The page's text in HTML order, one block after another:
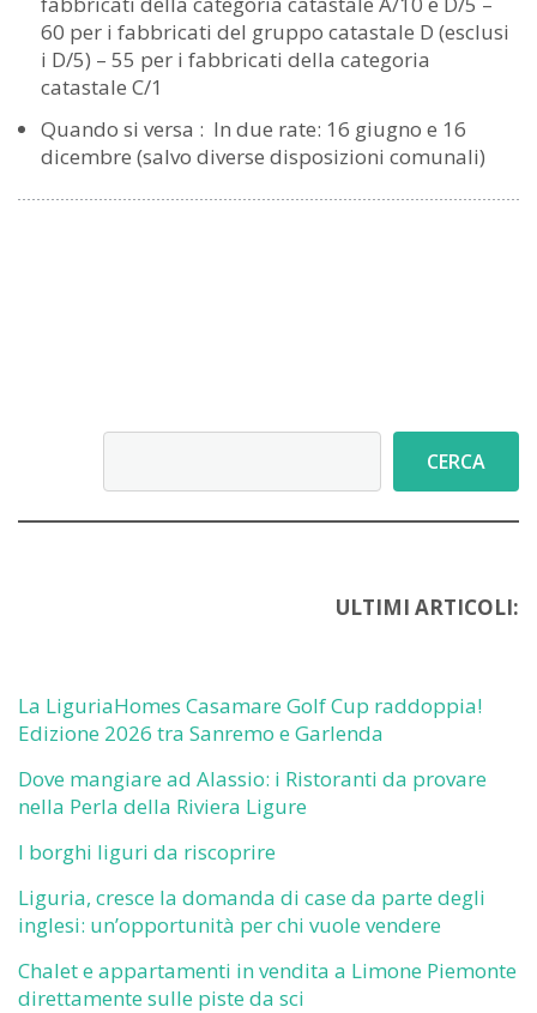
60 per i fabbricati del gruppo catastale D (esclusi
i D/5) – 55 per i fabbricati della categoria
catastale C/1
Quando si versa : In due rate: 16 giugno e 16
dicembre (salvo diverse disposizioni comunali)
CERCA
ULTIMI ARTICOLI:
La LiguriaHomes Casamare Golf Cup raddoppia!
Edizione 2026 tra Sanremo e Garlenda
Dove mangiare ad Alassio: i Ristoranti da provare
nella Perla della Riviera Ligure
I borghi liguri da riscoprire
Liguria, cresce la domanda di case da parte degli
inglesi: un’opportunità per chi vuole vendere
Chalet e appartamenti in vendita a Limone Piemonte
direttamente sulle piste da sci